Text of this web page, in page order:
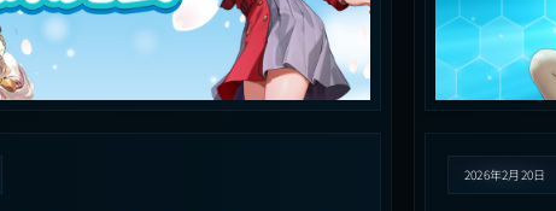
2026年2月20日